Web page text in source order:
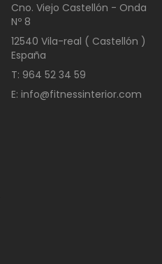
Cno. Viejo Castellón - Onda
Nº 8
12540 Vila-real ( Castellón )
España
T: 964 52 34 59
E: info@fitnessinterior.com